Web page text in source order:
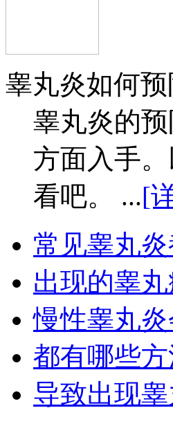
睾丸炎如何
睾丸炎的
方面入手
看吧。 ...[
常见睾丸
出现的睾
慢性睾丸
都有哪些
导致出现